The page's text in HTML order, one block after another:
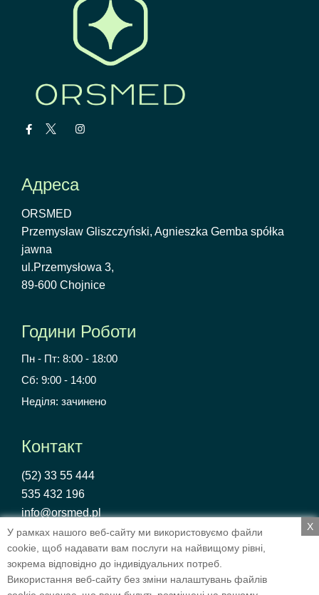
Адреса
ORSMED
Przemysław Gliszczyński, Agnieszka Gemba spółka
jawna
ul.Przemysłowa 3,
89-600 Chojnice
Години Роботи
Пн - Пт: 8:00 - 18:00
Сб: 9:00 - 14:00
Неділя: зачинено
Контакт
(52) 33 55 444
535 432 196
info@orsmed.pl
Polityka Prywatności
У рамках нашого веб-сайту ми використовуємо файли
cookie, щоб надавати вам послуги на найвищому рівні,
зокрема відповідно до індивідуальних потреб.
Використання веб-сайту без зміни налаштувань файлів
X